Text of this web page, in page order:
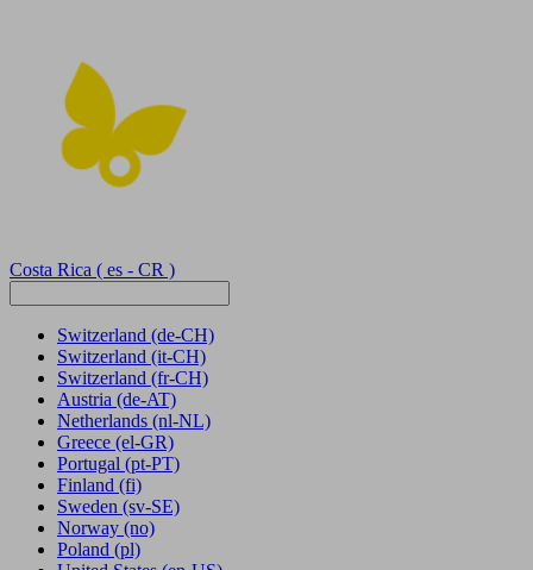
Costa Rica ( es - CR )
Switzerland (de-CH)
Switzerland (it-CH)
Switzerland (fr-CH)
Austria (de-AT)
Netherlands (nl-NL)
Greece (el-GR)
Portugal (pt-PT)
Finland (fi)
Sweden (sv-SE)
Norway (no)
Poland (pl)